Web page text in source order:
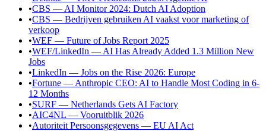
•CBS — AI Monitor 2024: Dutch AI Adoption
•CBS — Bedrijven gebruiken AI vaakst voor marketing of
verkoop
•WEF — Future of Jobs Report 2025
•WEF/LinkedIn — AI Has Already Added 1.3 Million New
Jobs
•LinkedIn — Jobs on the Rise 2026: Europe
•Fortune — Anthropic CEO: AI to Handle Most Coding in 6-
12 Months
•SURF — Netherlands Gets AI Factory
•AIC4NL — Vooruitblik 2026
•Autoriteit Persoonsgegevens — EU AI Act